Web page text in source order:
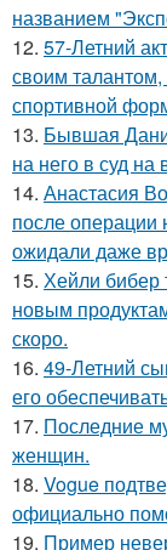
названием
12. 57-Летний
своим
спортивной
13. Бывшая
на него в суд на
14. Анастасия
после операции
ожидали даже
15. Хейли бибер
новым
скоро.
16. 49-Летний
его
17. Последние
женщин.
18. Vogue
официально
19. Пример